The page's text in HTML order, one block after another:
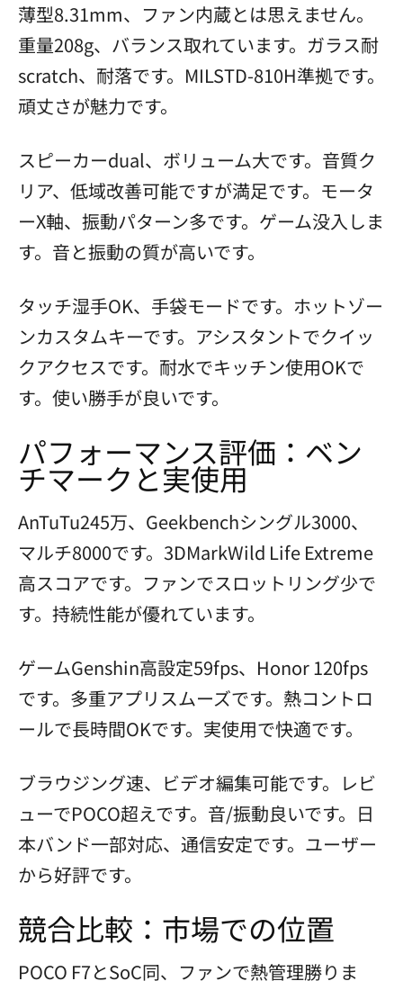
薄型8.31mm、ファン内蔵とは思えません。
重量208g、バランス取れています。ガラス耐
scratch、耐落です。MILSTD-810H準拠です。
頑丈さが魅力です。
スピーカーdual、ボリューム大です。音質ク
リア、低域改善可能ですが満足です。モータ
ーX軸、振動パターン多です。ゲーム没入しま
す。音と振動の質が高いです。
タッチ湿手OK、手袋モードです。ホットゾー
ンカスタムキーです。アシスタントでクイッ
クアクセスです。耐水でキッチン使用OKで
す。使い勝手が良いです。
パフォーマンス評価：ベン
チマークと実使用
AnTuTu245万、Geekbenchシングル3000、
マルチ8000です。3DMarkWild Life Extreme
高スコアです。ファンでスロットリング少で
す。持続性能が優れています。
ゲームGenshin高設定59fps、Honor 120fps
です。多重アプリスムーズです。熱コントロ
ールで長時間OKです。実使用で快適です。
ブラウジング速、ビデオ編集可能です。レビ
ューでPOCO超えです。音/振動良いです。日
本バンド一部対応、通信安定です。ユーザー
から好評です。
競合比較：市場での位置
POCO F7とSoC同、ファンで熱管理勝りま